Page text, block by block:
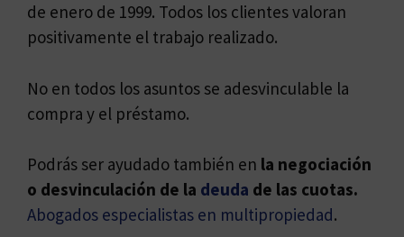
de enero de 1999. Todos los clientes valoran
positivamente el trabajo realizado.
No en todos los asuntos se adesvinculable la
compra y el préstamo.
Podrás ser ayudado también en la negociación
o desvinculación de la deuda de las cuotas.
Abogados especialistas en multipropiedad.